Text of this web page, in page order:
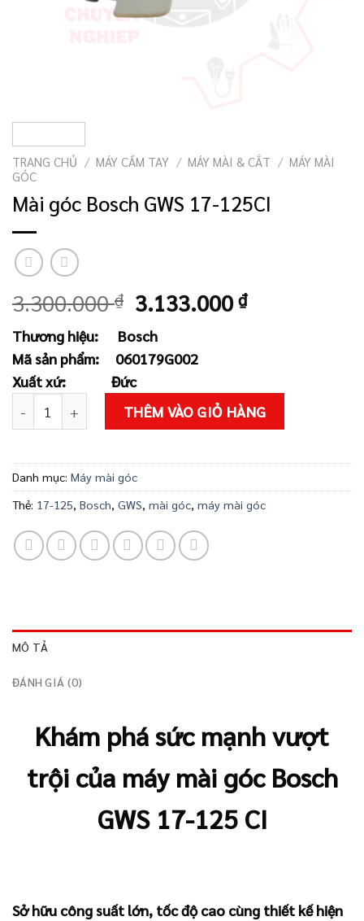
TRANG CHỦ / MÁY CẦM TAY / MÁY MÀI & CẮT / MÁY MÀI
GÓC
Mài góc Bosch GWS 17-125CI
3.300.000₫ Giá
gốc
là:
3.300.000 ₫.
3.133.000₫Giá
3.133.000
Thương hiệu: Bosch
Mã sản phẩm: 060179G002
Xuất xứ: Đức
Mài góc Bosch GWS 17-125CI số lượng
THÊM VÀO GIỎ HÀNG
Danh mục: Máy mài góc
Thẻ: 17-125, Bosch, GWS, mài góc, máy mài góc
MÔ TẢ
ĐÁNH GIÁ (0)
Khám phá sức mạnh vượt
trội của máy mài góc Bosch
GWS 17-125 CI
Sở hữu công suất lớn, tốc độ cao cùng thiết kế hiện